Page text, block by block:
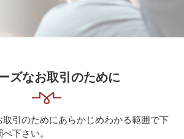
ズなお取引のために
取引のためにあらかじめわかる範囲で下
下さい。